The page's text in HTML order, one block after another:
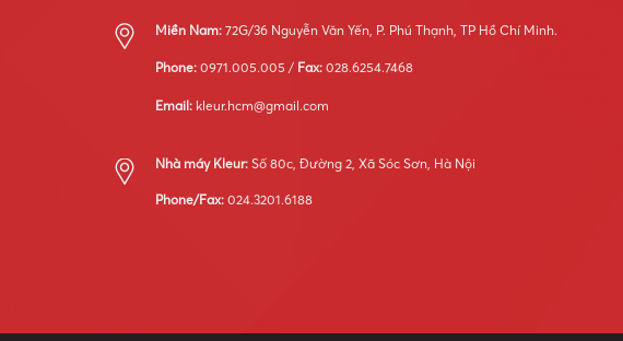
Miền Nam: 72G/36 Nguyễn Văn Yến, P. Phú Thạnh, TP Hồ Chí Minh.
Phone: 0971.005.005 / Fax: 028.6254.7468
Email: kleur.hcm@gmail.com
Nhà máy Kleur: Số 80c, Đường 2, Xã Sóc Sơn, Hà Nội
Phone/Fax: 024.3201.6188